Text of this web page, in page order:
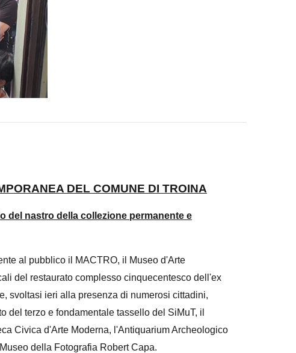
DEL COMUNE DI TROINA
del nastro della collezione permanente e
al pubblico il MACTRO, il Museo d'Arte
del restaurato complesso cinquecentesco dell'ex
svoltasi ieri alla presenza di numerosi cittadini,
del terzo e fondamentale tassello del SiMuT, il
Civica d'Arte Moderna, l'Antiquarium Archeologico
della Fotografia Robert Capa.